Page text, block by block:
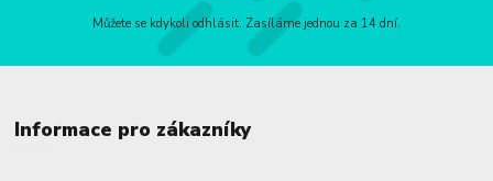
Můžete se kdykoli odhlásit. Zasíláme jednou za 14 dní.
Informace pro zákazníky